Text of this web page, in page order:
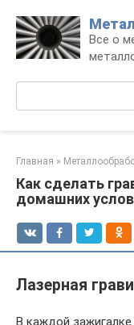
контенту
Все о
Главная »
Как сделать
домашних
Лазерная
В каждой